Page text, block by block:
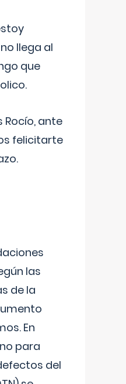
llega al
que
Rocío, ante
felicitarte
las
de la
En
para
del